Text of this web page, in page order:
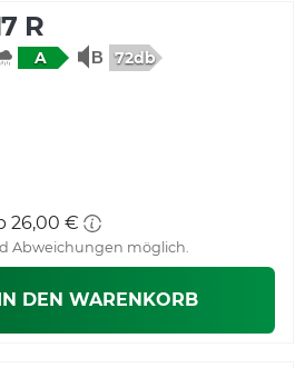
R
A 72db
26,00 €
Abweichungen möglich.
DEN WARENKORB